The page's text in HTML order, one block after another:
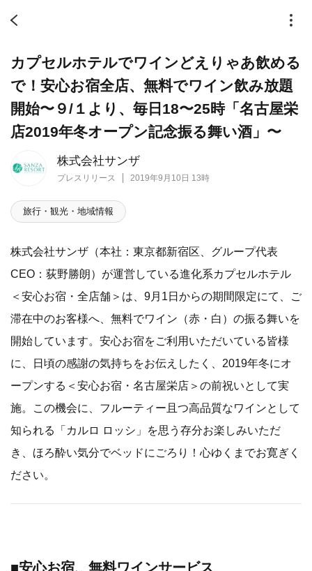
株式会社サンザ
プレスリリース 2019年9月10日 13時
カプセルホテルでワインどえりゃあ飲める
で！安心お宿全店、無料でワイン飲み放題
開始〜９/１より、毎日18〜25時「名古屋栄
店2019年冬オープン記念振る舞い酒」〜
旅行・観光・地域情報
株式会社サンザ（本社：東京都新宿区、グループ代表
CEO：荻野勝朗）が運営している進化系カプセルホテル
＜安心お宿・全店舗＞は、9月1日からの期間限定にて、ご
滞在中のお客様へ、無料でワイン（赤・白）の振る舞いを
開始しています。安心お宿をご利用いただいている皆様
に、日頃の感謝の気持ちをお伝えしたく、2019年冬にオ
ープンする＜安心お宿・名古屋栄店＞の前祝いとして実
施。この機会に、フルーティー且つ高品質なワインとして
知られる「カルロ ロッシ」を思う存分お楽しみいただ
き、ほろ酔い気分でベッドにごろり！心ゆくまでお寛ぎく
ださい。
■安心お宿、無料ワインサービス